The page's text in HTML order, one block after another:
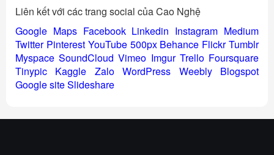
Liên kết với các trang social của Cao Nghệ
Google Maps Facebook Linkedin Instagram Medium
Twitter Pinterest YouTube 500px Behance Flickr Tumblr
Myspace SoundCloud Vimeo Imgur Trello Foursquare
Tinypic
Kaggle Zalo WordPress Weebly
Blogspot
Google siteSlideshare